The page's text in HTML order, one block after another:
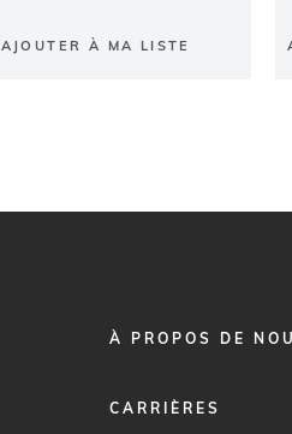
AJOUTER À MA LISTE
FOOTER
À PROPOS DE
CARRIÈRES